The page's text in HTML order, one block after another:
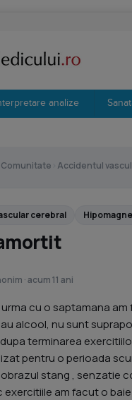
analize
Comunitate Accidentul
cerebral
· acum 11 ani
urma cu o saptamana
alcool, nu sunt
terminarea
pentru o perioada
stang , senzatie
exercitiile am facut o